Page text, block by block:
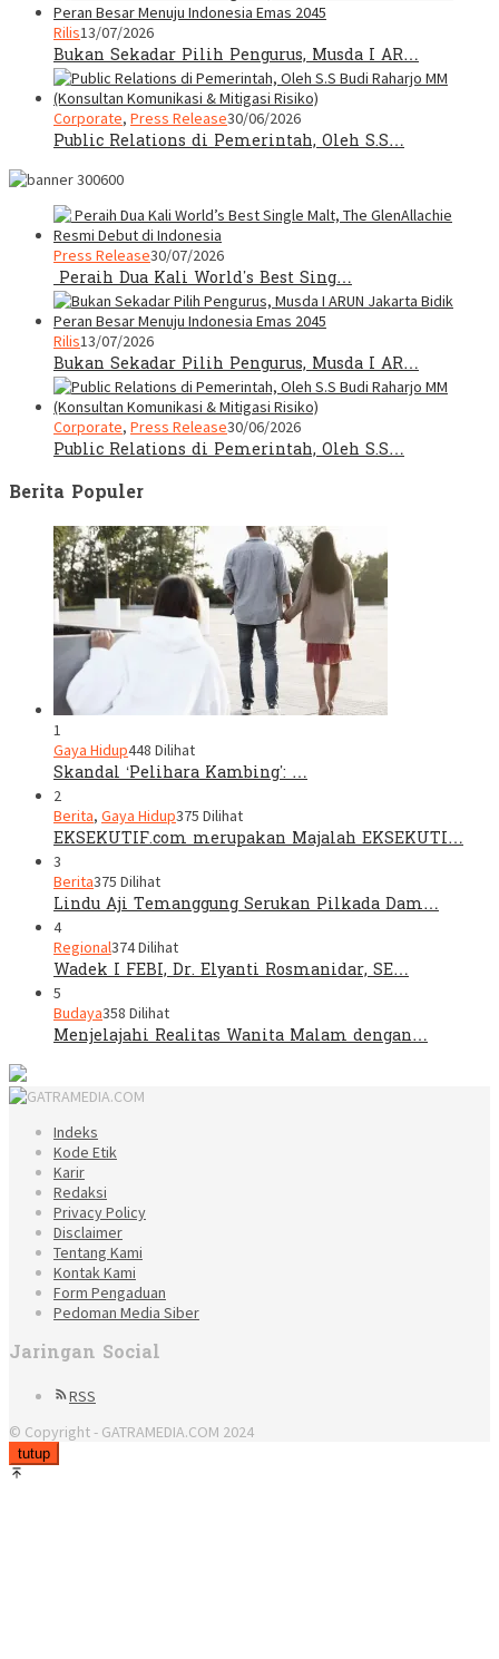
Rilis13/07/2026
Bukan Sekadar Pilih Pengurus, Musda I AR…
Corporate, Press Release30/06/2026
Public Relations di Pemerintah, Oleh S.S…
Press Release30/07/2026
Peraih Dua Kali World’s Best Sing…
Rilis13/07/2026
Bukan Sekadar Pilih Pengurus, Musda I AR…
Corporate, Press Release30/06/2026
Public Relations di Pemerintah, Oleh S.S…
Berita Populer
1
Gaya Hidup448 Dilihat
Skandal ‘Pelihara Kambing’: …
2
Berita, Gaya Hidup375 Dilihat
EKSEKUTIF.com merupakan Majalah EKSEKUTI…
3
Berita375 Dilihat
Lindu Aji Temanggung Serukan Pilkada Dam…
4
Regional374 Dilihat
Wadek I FEBI, Dr. Elyanti Rosmanidar, SE…
5
Budaya358 Dilihat
Menjelajahi Realitas Wanita Malam dengan…
Indeks
Kode Etik
Karir
Redaksi
Privacy Policy
Disclaimer
Tentang Kami
Kontak Kami
Form Pengaduan
Pedoman Media Siber
Jaringan Social
RSS
© Copyright - GATRAMEDIA.COM 2024
tutup